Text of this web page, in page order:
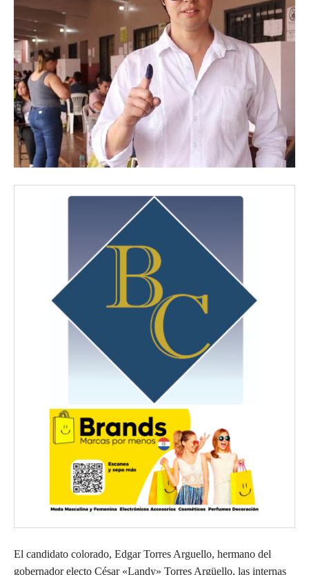
El candidato colorado, Edgar Torres Arguello, hermano del
gobernador electo César «Landy» Torres Argüello, las internas